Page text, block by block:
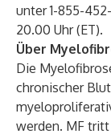
unter 1-855-
20.00 Uhr (ET).
Über
Die
chronischer
werden. MF